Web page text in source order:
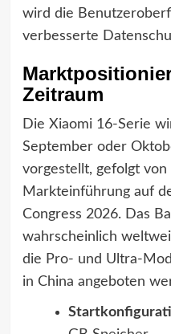
wird die
verbesserte
Zeitraum
Die Xiaomi 16-Serie
September oder
vorgestellt, gefolgt von
Markteinführung auf
Congress 2026. Das
wahrscheinlich
die Pro- und Ultra-
in China angeboten